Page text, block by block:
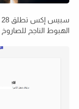
الهبوط الناجح للصاروخ